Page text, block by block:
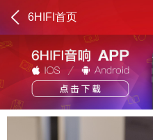
6HIFI首页